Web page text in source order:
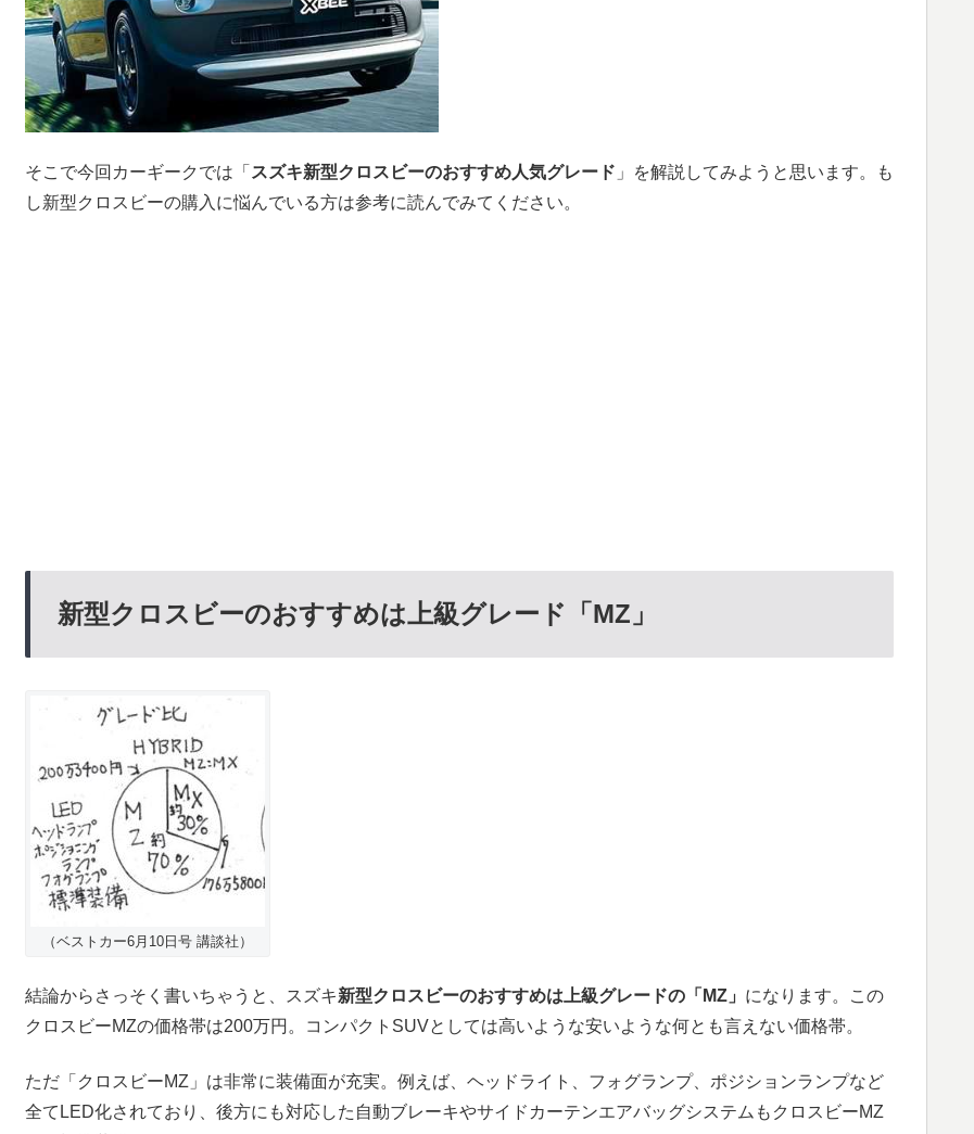
そこで今回カーギークでは「 スズキ新型クロスビーのおすすめ人気グレード 」を解説してみようと思います。も
し新型クロスビーの購入に悩んでいる方は参考に読んでみてください。
新型クロスビーのおすすめは上級グレード「MZ」
（ベストカー6月10日号 講談社）
結論からさっそく書いちゃうと、スズキ新型クロスビーのおすすめは上級グレードの「MZ」 になります。この
クロスビーMZの価格帯は200万円。コンパクトSUVとしては高いような安いような何とも言えない価格帯。
ただ「クロスビーMZ」は非常に装備面が充実。例えば、ヘッドライト、フォグランプ、ポジションランプなど
全てLED化されており、後方にも対応した自動ブレーキやサイドカーテンエアバッグシステムもクロスビーMZ